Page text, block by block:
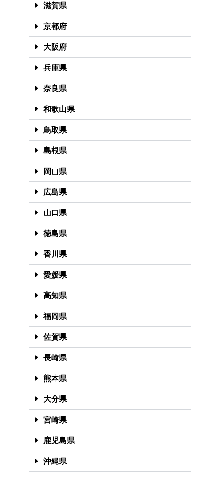
滋賀県
京都府
大阪府
兵庫県
奈良県
和歌山県
鳥取県
島根県
岡山県
広島県
山口県
徳島県
香川県
愛媛県
高知県
福岡県
佐賀県
長崎県
熊本県
大分県
宮崎県
鹿児島県
沖縄県